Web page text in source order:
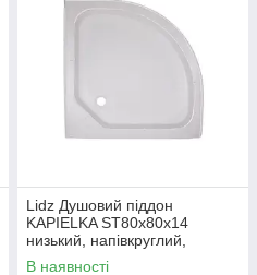
Lidz Душовий піддон
KAPIELKA ST80x80x14
низький, напівкруглий,
діаметр зливу 52 мм
В наявності